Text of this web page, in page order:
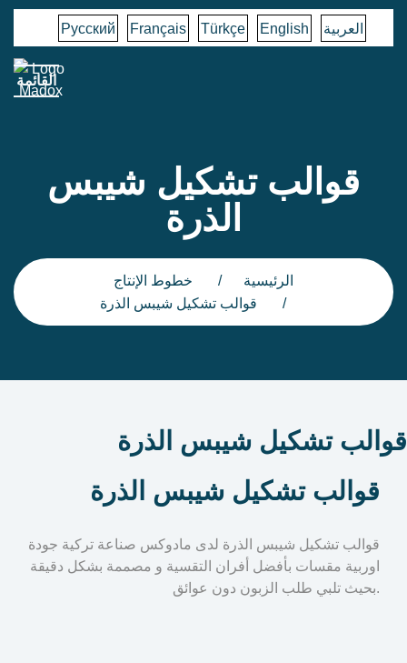
العربية English
Türkçe
Français
Русский
القائمة
قوالب تشكيل شيبس
الذرة
الرئيسية
خطوط الإنتاج
قوالب تشكيل شيبس الذرة
قوالب تشكيل شيبس الذرة
قوالب تشكيل شيبس الذرة
قوالب تشكيل شيبس الذرة لدى مادوكس صناعة تركية جودة
اوربية مقسات بأفضل أفران التقسية و مصممة بشكل دقيقة
بحيث تلبي طلب الزبون دون عوائق.